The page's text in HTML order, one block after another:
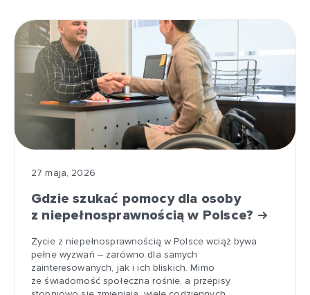
27 maja, 2026
Gdzie szukać pomocy dla osoby
z niepełnosprawnością w Polsce?
Życie z niepełnosprawnością w Polsce wciąż bywa
pełne wyzwań – zarówno dla samych
zainteresowanych, jak i ich bliskich. Mimo
że świadomość społeczna rośnie, a przepisy